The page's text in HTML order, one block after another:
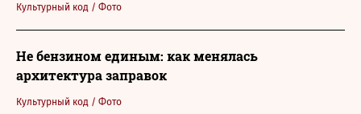
Культурный код / Фото
Культурный код / Фото
Не бензином единым: как менялась
архитектура заправок